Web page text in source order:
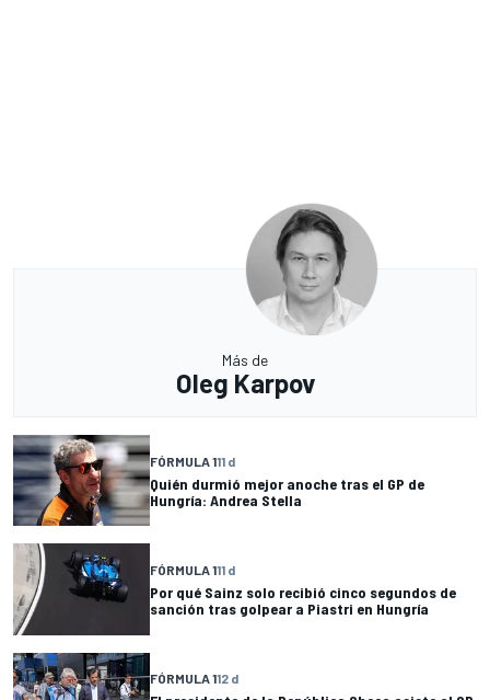
Más de
Oleg Karpov
FÓRMULA 111 d
Quién durmió mejor anoche tras el GP de
Hungría: Andrea Stella
FÓRMULA 111 d
Por qué Sainz solo recibió cinco segundos de
sanción tras golpear a Piastri en Hungría
FÓRMULA 112 d